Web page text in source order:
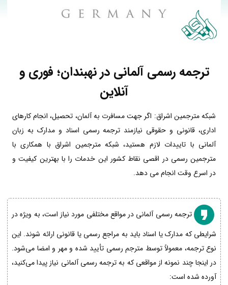
ترجمه رسمی آلمانی در نهبندان؛ فوری و
آنلاین
شبکه مترجمین اشراق: اگر جهت مسافرت به آلمان، تحصیل، انجام کارهای
اداری، قانونی و حقوقی نیازمند ترجمه رسمی اسناد و مدارک به زبان
آلمانی با تاییدات لازم هستید، شبکه مترجمین اشراق با همکاری با
مترجمین رسمی در اقصی نقاط کشور این خدمات را با بهترین کیفیت و
در اسرع وقت انجام می دهد.
ترجمه رسمی آلمانی در مواقع مختلفی مورد نیاز است، به ویژه در
شرایطی که مدارک یا اسناد باید به مراجع رسمی یا قانونی ارائه شوند. این
نوع ترجمه، معمولاً توسط مترجم رسمی تأیید شده و مهر و امضا می‌شود.
در اینجا چند نمونه از مواقعی که به ترجمه رسمی آلمانی نیاز پیدا می‌کنید،
آورده شده است: